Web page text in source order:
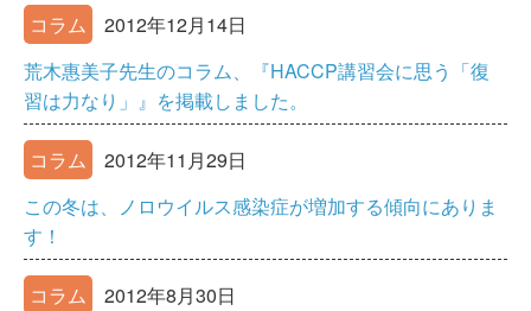
コラム
2012年12月14日
荒木惠美子先生のコラム、『HACCP講習会に思う「復
習は力なり」』を掲載しました。
コラム
2012年11月29日
この冬は、ノロウイルス感染症が増加する傾向にありま
す！
コラム
2012年8月30日